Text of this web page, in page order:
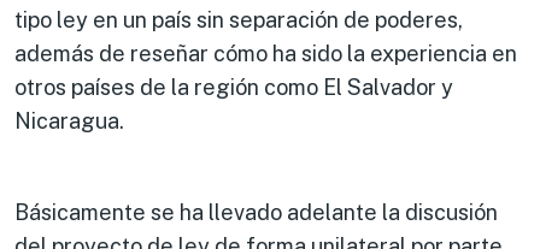
tipo ley en un país sin separación de poderes,
además de reseñar cómo ha sido la experiencia en
otros países de la región como El Salvador y
Nicaragua.
Básicamente se ha llevado adelante la discusión